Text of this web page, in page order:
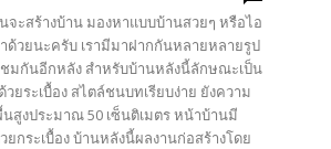
ะสร้างบ้าน มองหาแบบบ้านสวยๆ หรือไอ
ด้วยนะครับ เรามีมาฝากกันหลายหลายรูป
มกันอีกหลัง สำหรับบ้านหลังนี้ลักษณะเป็น
ระเบื้อง สไตล์ชนบทเรียบง่าย ยังความ
สูงประมาณ 50 เซ็นติเมตร หน้าบ้านมี
กระเบื้อง บ้านหลังนี้ผลงานก่อสร้างโดย